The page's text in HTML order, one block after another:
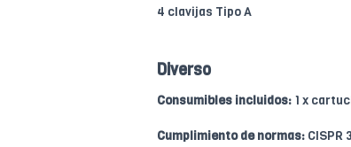
4 clavijas Tipo A
Diverso
Consumibles incluidos: 1 x
Cumplimiento de normas: CISPR